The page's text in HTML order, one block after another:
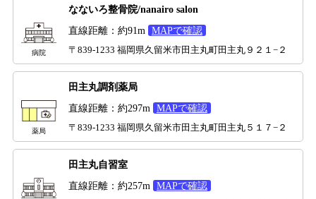
病院
なないろ整骨院/nanairo salon
直線距離：約91m MAPで確認
〒839-1233 福岡県久留米市田主丸町田主丸９２１−２
薬局
田主丸調剤薬局
直線距離：約297m MAPで確認
〒839-1233 福岡県久留米市田主丸町田主丸５１７−２
田主丸自習室
直線距離：約257m MAPで確認